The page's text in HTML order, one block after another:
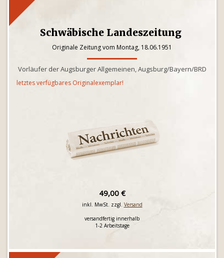
Schwäbische Landeszeitung
Originale Zeitung vom Montag, 18.06.1951
Vorläufer der Augsburger Allgemeinen, Augsburg/Bayern/BRD
letztes verfügbares Originalexemplar!
49,00 €
inkl. MwSt. zzgl. Versand
versandfertig innerhalb
1-2 Arbeitstage